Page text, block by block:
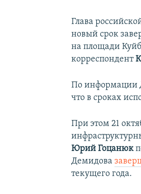
Глава
новый срок
на площади
корреспондент
По информации
что в сроках
При этом 21
Юрий Гоцанюк
Демидова
текущего года.